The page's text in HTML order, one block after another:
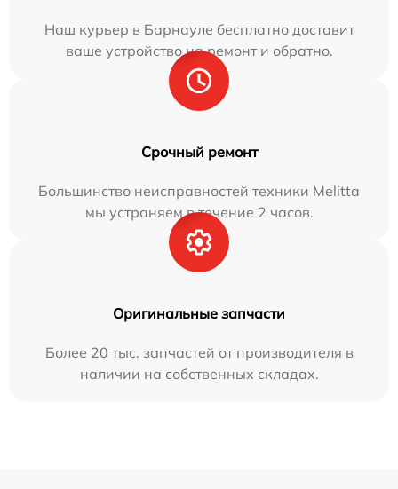
Наш курьер в Барнауле бесплатно доставит
ваше устройство на ремонт и обратно.
Срочный ремонт
Большинство неисправностей техники Melitta
мы устраняем в течение 2 часов.
Оригинальные запчасти
Более 20 тыс. запчастей от производителя в
наличии на собственных складах.